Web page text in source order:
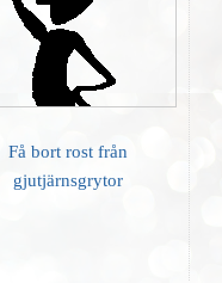
Få bort rost från
gjutjärnsgrytor